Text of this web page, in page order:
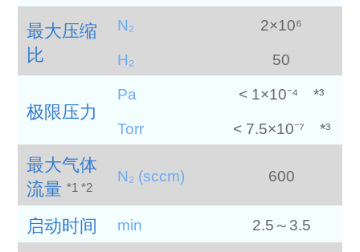
最大压缩
比
N₂ 2×10⁶
H₂ 50
极限压力
Pa < 1×10⁻⁴ *³
Torr < 7.5×10⁻⁷ *³
最大气体
流量*1 *2
N₂ (sccm) 600
启动时间 min 2.5～3.5